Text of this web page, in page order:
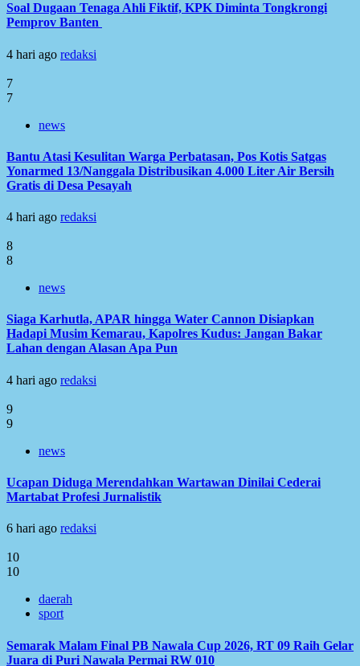
Soal Dugaan Tenaga Ahli Fiktif, KPK Diminta Tongkrongi
Pemprov Banten
4 hari ago redaksi
7
7
news
Bantu Atasi Kesulitan Warga Perbatasan, Pos Kotis Satgas
Yonarmed 13/Nanggala Distribusikan 4.000 Liter Air Bersih
Gratis di Desa Pesayah
4 hari ago redaksi
8
8
news
Siaga Karhutla, APAR hingga Water Cannon Disiapkan
Hadapi Musim Kemarau, Kapolres Kudus: Jangan Bakar
Lahan dengan Alasan Apa Pun
4 hari ago redaksi
9
9
news
Ucapan Diduga Merendahkan Wartawan Dinilai Cederai
Martabat Profesi Jurnalistik
6 hari ago redaksi
10
10
daerah
sport
Semarak Malam Final PB Nawala Cup 2026, RT 09 Raih Gelar
Juara di Puri Nawala Permai RW 010